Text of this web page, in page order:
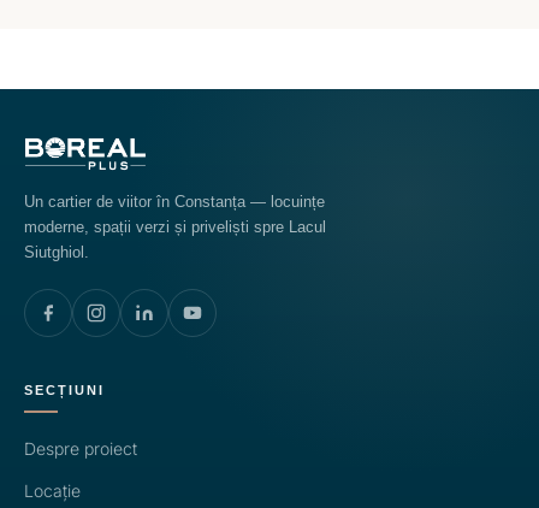
Un cartier de viitor în Constanța — locuințe
moderne, spații verzi și priveliști spre Lacul
Siutghiol.
SECȚIUNI
Despre proiect
Locație